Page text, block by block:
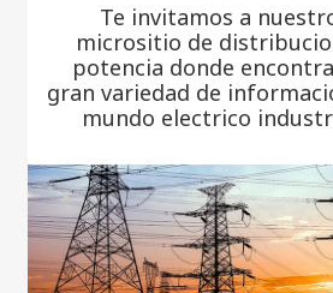
Te invitamos a
micrositio de
potencia donde
gran variedad de
mundo electrico